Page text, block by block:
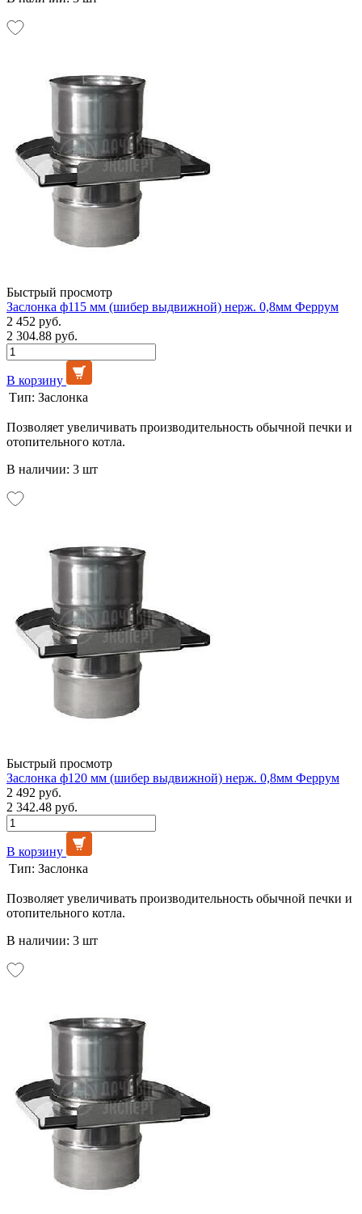
Быстрый просмотр
Заслонка ф115 мм (шибер выдвижной) нерж. 0,8мм Феррум
2 452 руб.
2 304.88 руб.
В корзину
Тип: Заслонка
Позволяет увеличивать производительность обычной печки и
отопительного котла.
В наличии: 3 шт
Быстрый просмотр
Заслонка ф120 мм (шибер выдвижной) нерж. 0,8мм Феррум
2 492 руб.
2 342.48 руб.
В корзину
Тип: Заслонка
Позволяет увеличивать производительность обычной печки и
отопительного котла.
В наличии: 3 шт